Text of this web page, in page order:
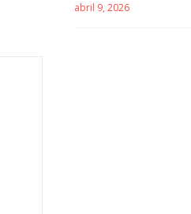
abril 9, 2026